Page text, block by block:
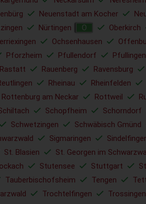
Neuenstadt am Kocher
Nürtingen O Oberkirch
Ochsenhausen
Pforzheim Pfullendorf Pfullingen
Rastatt Rauenberg Ravensburg
Rheinau Rheinfelden
Rottenburg am Neckar Rottweil
Schopfheim Schorndorf
Schwetzingen Schwäbisch Gmünd
Sigmaringen
St. Blasien St. Georgen im
Stutensee Stuttgart
Tauberbischofsheim Tengen
Trochtelfingen Trossingen